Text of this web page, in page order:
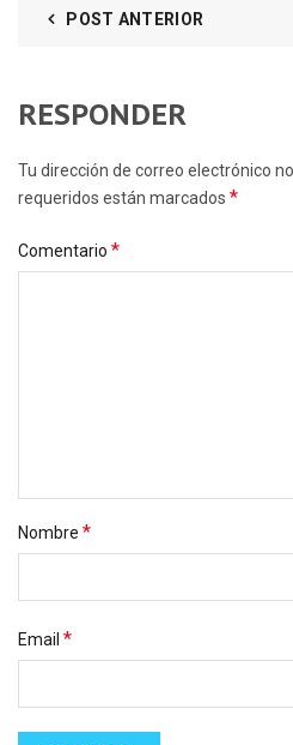
POST ANTERIOR
RESPONDER
Tu dirección de correo electrónico
requeridos están marcados *
Comentario *
Nombre *
Email *